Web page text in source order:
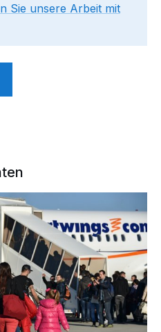
Sie unsere Arbeit mit